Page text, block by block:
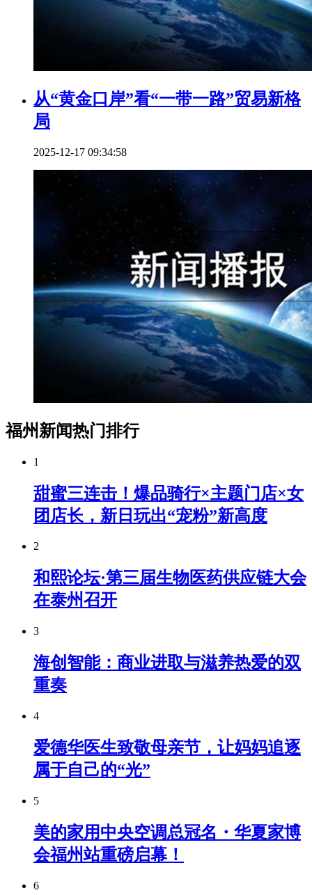
从“黄金口岸”看“一带一路”贸易新格
局
2025-12-17 09:34:58
福州新闻热门排行
1
甜蜜三连击！爆品骑行×主题门店×女
团店长，新日玩出“宠粉”新高度
2
和熙论坛·第三届生物医药供应链大会
在泰州召开
3
海创智能：商业进取与滋养热爱的双
重奏
4
爱德华医生致敬母亲节，让妈妈追逐
属于自己的“光”
5
美的家用中央空调总冠名・华夏家博
会福州站重磅启幕！
6